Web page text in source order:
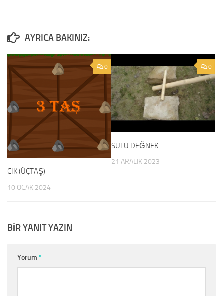
0
CIK (ÜÇTAŞ)
10 OCAK 2024
0
SÜLÜ DEĞNEK
21 ARALIK 2023
BIR YANIT YAZIN
Yorum *